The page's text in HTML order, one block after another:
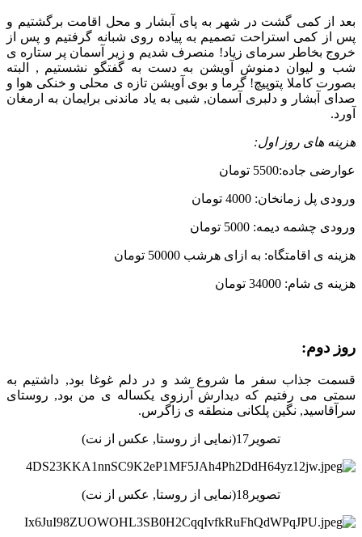
بعد از کمی گشت در شهر به پای آبشار و محل اقامت برگشتیم و
پس از کمی استراحت تصمیم به پیاده روی شبانه گرفتیم و پس از
خروج بخاطر سرمای زیاد! منصرف شدیم و زیر آسمان پر ستاره ی
شب و لیوان دمنوش آویشن به دست به گفتگو نشستیم , البته
بصورت کاملا پتوپیچ! گرما و بوی آویشن تازه ی محلی و خنکی هوا و
صدای آبشار و دلبری آسمان, شبی به یاد ماندنی برایمان به ارمغان
آورد.
هزینه های روز اول:
عوارضی جاده:5500 تومان
ورودی پل زمانخان: 4000 تومان
ورودی چشمه دیمه: 5000 تومان
هزینه ی اقامتگاه: به ازای هرشب 50000 تومان
هزینه ی شام: 34000 تومان
روز دوم:
قسمت جذاب سفر ما شروع شد و در دلم غوغا بود, داشتیم به
سمتی می رفتیم که دیدارش آرزوی یکساله ی من بود, روستای
سرآقاسید, نگین پلکانی منطقه ی زاگرس.
تصویر17(نمایی از روستا, عکس از نت)
تصویر18(نمایی از روستا, عکس از نت)